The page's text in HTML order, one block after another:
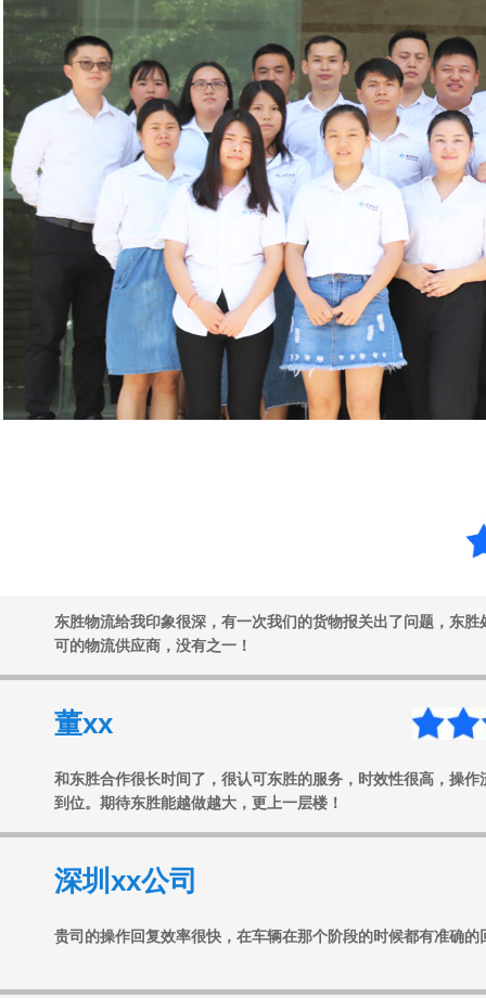
可的物流供应商，没有之一！
到位。期待东胜能越做越大，更上一层楼！